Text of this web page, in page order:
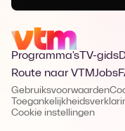
Programma's TV-gids
Route naar VTMJobs
Gebruiksvoorwaarden
Cookie instellingen